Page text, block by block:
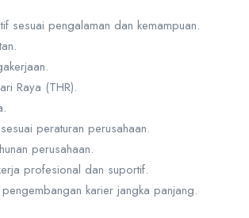
sesuai pengalaman dan kemampuan.
Raya (THR).
peraturan perusahaan.
perusahaan.
profesional dan suportif.
karier jangka panjang.